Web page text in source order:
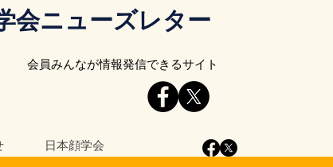
会ニューズレター
会員みんなが情報発信できるサイト
日本顔学会